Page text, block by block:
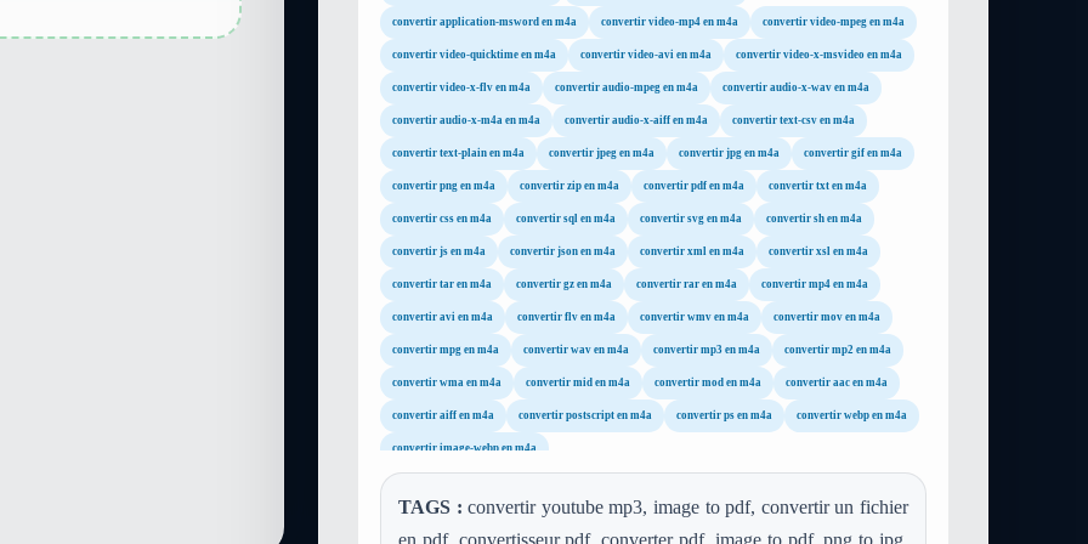
convertir application-msword en m4a convertir video-mp4 en m4a convertir video-mpeg en m4a
convertir video-quicktime en m4a convertir video-avi en m4a convertir video-x-msvideo en m4a
convertir video-x-flv en m4a convertir audio-mpeg en m4a convertir audio-x-wav en m4a
convertir audio-x-m4a en m4a convertir audio-x-aiff en m4a convertir text-csv en m4a
convertir text-plain en m4a convertir jpeg en m4a convertir jpg en m4a convertir gif en m4a
convertir png en m4a convertir zip en m4a convertir pdf en m4a convertir txt en m4a
convertir css en m4a convertir sql en m4a convertir svg en m4a convertir sh en m4a
convertir js en m4a convertir json en m4a convertir xml en m4a convertir xsl en m4a
convertir tar en m4a convertir gz en m4a convertir rar en m4a convertir mp4 en m4a
convertir avi en m4a convertir flv en m4a convertir wmv en m4a convertir mov en m4a
convertir mpg en m4a convertir wav en m4a convertir mp3 en m4a convertir mp2 en m4a
convertir wma en m4a convertir mid en m4a convertir mod en m4a convertir aac en m4a
convertir aiff en m4a convertir postscript en m4a convertir ps en m4a convertir webp en m4a
convertir image-webp en m4a
TAGS : convertir youtube mp3, image to pdf, convertir un fichier